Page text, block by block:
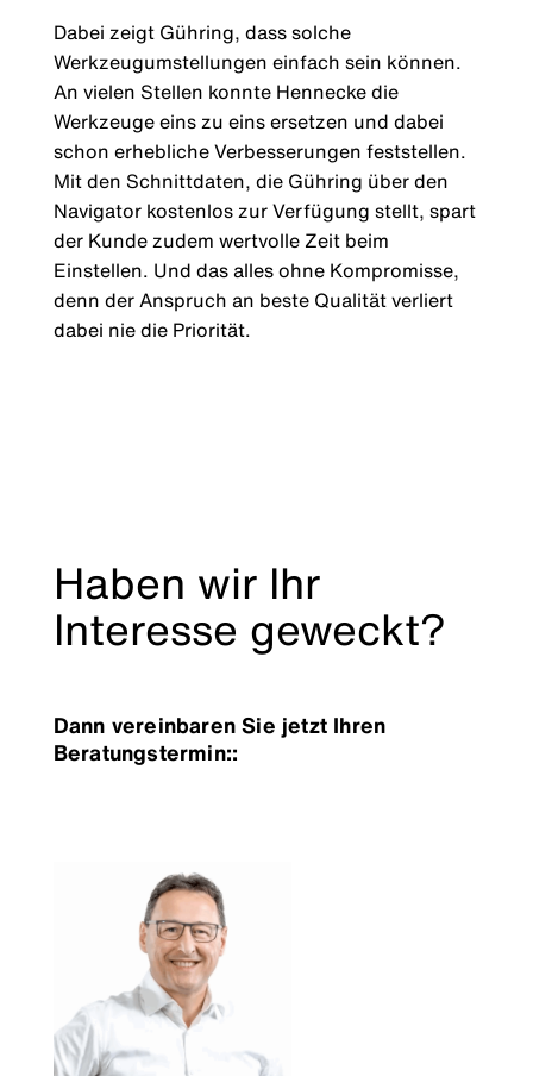
Dabei zeigt Gühring, dass solche
Werkzeugumstellungen einfach sein können.
An vielen Stellen konnte Hennecke die
Werkzeuge eins zu eins ersetzen und dabei
schon erhebliche Verbesserungen feststellen.
Mit den Schnittdaten, die Gühring über den
Navigator kostenlos zur Verfügung stellt, spart
der Kunde zudem wertvolle Zeit beim
Einstellen. Und das alles ohne Kompromisse,
denn der Anspruch an beste Qualität verliert
dabei nie die Priorität.
Haben wir Ihr
Interesse geweckt?
Dann vereinbaren Sie jetzt Ihren
Beratungstermin::